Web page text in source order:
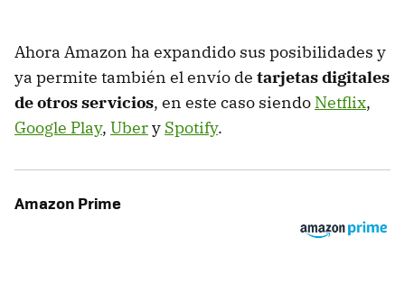
Ahora Amazon ha expandido sus posibilidades y
ya permite también el envío de tarjetas digitales
de otros servicios, en este caso siendo Netflix,
Google Play, Ubery Spotify.
Amazon Prime